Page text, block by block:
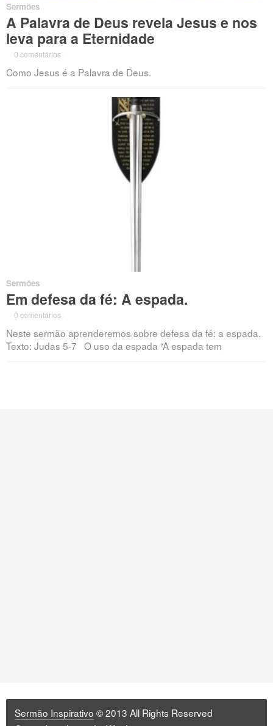
Sermões
A Palavra de Deus revela Jesus e nos
leva para a Eternidade
0 comentários
Como Jesus é a Palavra de Deus.
Sermões
Em defesa da fé: A espada.
0 comentários
Neste sermão aprenderemos sobre defesa da fé: a espada.
Texto: Judas 5-7 O uso da espada “A espada tem
Sermão Inspirativo © 2013 All Rights Reserved